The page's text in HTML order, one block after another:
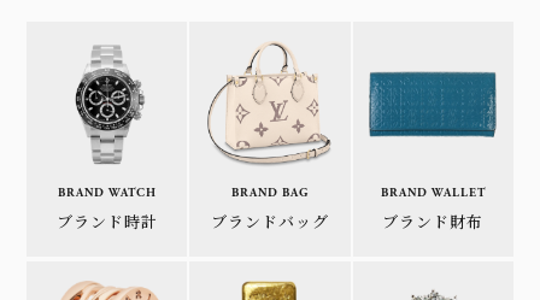
BRAND WATCH
ブランド時計
BRAND BAG
ブランドバッグ
BRAND WALLET
ブランド財布